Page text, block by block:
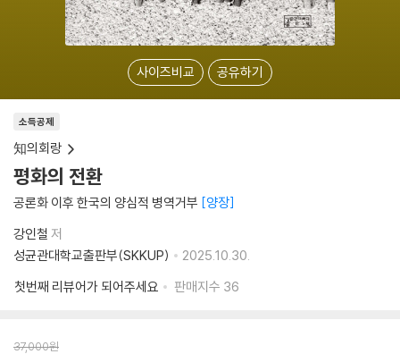
사이즈비교 공유하기
소득공제
知의회랑
평화의 전환
공론화 이후 한국의 양심적 병역거부 양장
강인철 저
성균관대학교출판부(SKKUP)
2025.10.30.
첫번째 리뷰어가 되어주세요
판매지수 36
37,000원